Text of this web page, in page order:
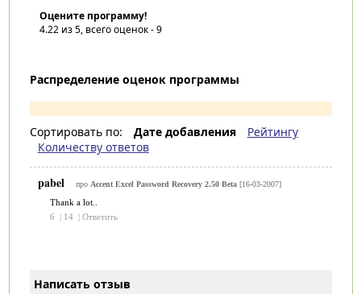
Оцените программу!
4.22из 5, всего оценок -9
Распределение оценок программы
Сортировать по: Дате добавления
Рейтингу
Количеству ответов
pabel про Accent Excel Password Recovery 2.50 Beta[16-03-2007]
Thank a lot..
6
| 14 | Ответить
Написать отзыв